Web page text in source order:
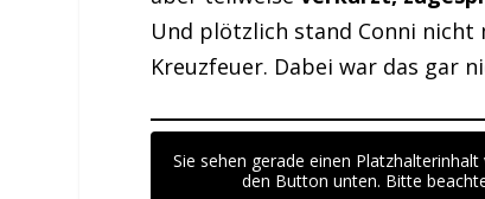
Und plötzlich stand Conni
Kreuzfeuer. Dabei war das gar
Sie sehen gerade einen Platzhalterinhalt
den Button unten. Bitte